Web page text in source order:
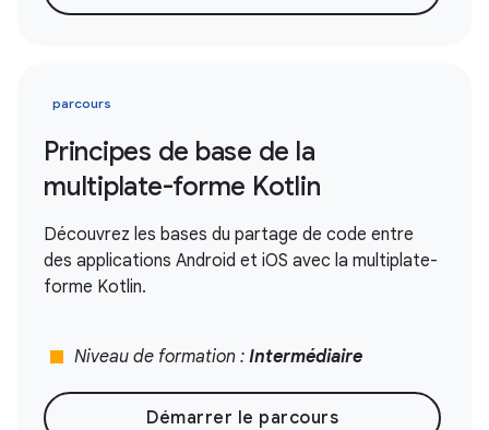
parcours
Principes de base de la
multiplate-forme Kotlin
Découvrez les bases du partage de code entre
des applications Android et iOS avec la multiplate-
forme Kotlin.
stop Niveau de formation : Intermédiaire
Démarrer le parcours